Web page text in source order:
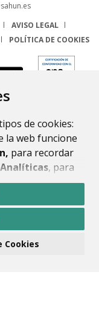
de cookies:
la web funcione
para recordar
Analíticas, para
y sus servicios.
todas”
pulsa el botón
técnicas
Cookies
AVISO LEGAL
POLÍTICA DE COOKIES